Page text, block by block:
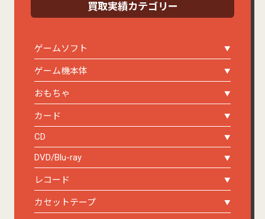
買取実績カテゴリー
ゲームソフト
ゲーム機本体
おもちゃ
カード
CD
DVD/Blu-ray
レコード
カセットテープ